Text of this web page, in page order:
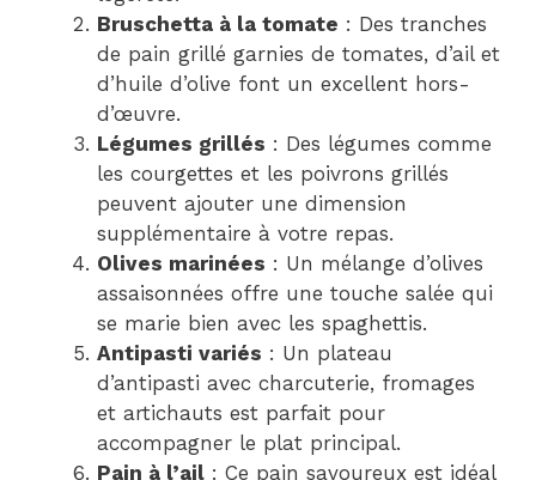
Bruschetta à la tomate : Des tranches
de pain grillé garnies de tomates, d’ail et
d’huile d’olive font un excellent hors-
d’œuvre.
Légumes grillés : Des légumes comme
les courgettes et les poivrons grillés
peuvent ajouter une dimension
supplémentaire à votre repas.
Olives marinées : Un mélange d’olives
assaisonnées offre une touche salée qui
se marie bien avec les spaghettis.
Antipasti variés : Un plateau
d’antipasti avec charcuterie, fromages
et artichauts est parfait pour
accompagner le plat principal.
Pain à l’ail : Ce pain savoureux est idéal